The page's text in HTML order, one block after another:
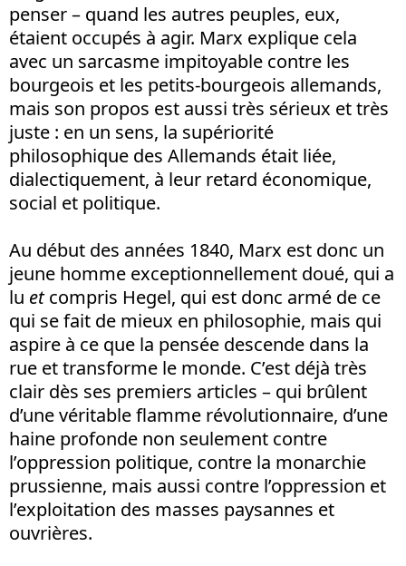
penser – quand les autres peuples, eux,
étaient occupés à agir. Marx explique cela
avec un sarcasme impitoyable contre les
bourgeois et les petits-bourgeois allemands,
mais son propos est aussi très sérieux et très
juste : en un sens, la supériorité
philosophique des Allemands était liée,
dialectiquement, à leur retard économique,
social et politique.
Au début des années 1840, Marx est donc un
jeune homme exceptionnellement doué, qui a
lu etcompris Hegel, qui est donc armé de ce
qui se fait de mieux en philosophie, mais qui
aspire à ce que la pensée descende dans la
rue et transforme le monde. C’est déjà très
clair dès ses premiers articles – qui brûlent
d’une véritable flamme révolutionnaire, d’une
haine profonde non seulement contre
l’oppression politique, contre la monarchie
prussienne, mais aussi contre l’oppression et
l’exploitation des masses paysannes et
ouvrières.